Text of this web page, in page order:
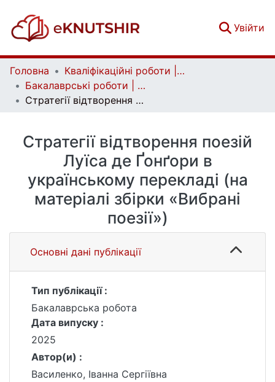
Увійти
Головна
Кваліфікаційні роботи | Qualifying works
Бакалаврські роботи | Bachelor theses
Стратегії відтворення поезій Луїса де Ґонґори в українському перекладі (на матеріалі збірки «Вибрані поезії»)
Стратегії відтворення поезій
Луїса де Ґонґори в
українському перекладі (на
матеріалі збірки «Вибрані
поезії»)
Основні дані публікації
Тип публікації :
Бакалаврська робота
Дата випуску :
2025
Автор(и) :
Василенко, Іванна Сергіївна